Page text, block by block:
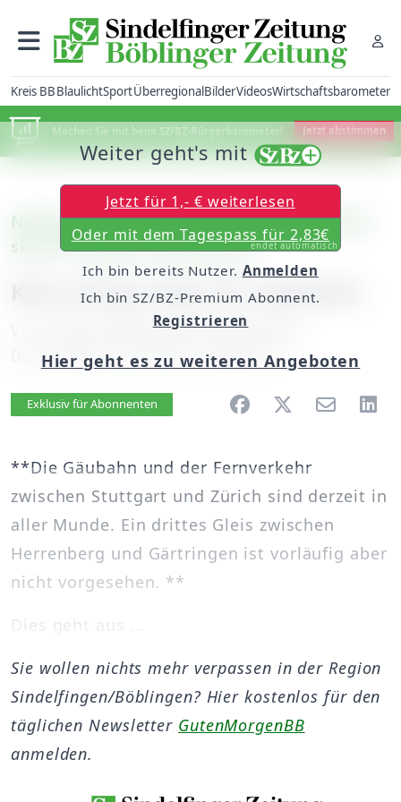
Kreis BBBlaulichtSportÜberregionalBilderVideosWirtschaftsbarometer
Machen Sie mit beim SZ/BZ-Bürgerbarometer! Jetzt abstimmen
Nufringen: Gutachten des Bundes spricht
sich für andere Variante aus
Kein drittes Gleis für Gäubahn
unserem Mitarbeiter Konrad Buck
Donnerstag, 20. Juli 2017, 06:00 Uhr
Artikel vorlesen
Exklusiv für Abonnenten
**Die Gäubahn und der Fernverkehr
zwischen Stuttgart und Zürich sind derzeit in
aller Munde. Ein drittes Gleis zwischen
Herrenberg und Gärtringen ist vorläufig aber
nicht vorgesehen. **
Dies geht aus ...
Weiter geht's mit
Jetzt für 1,- € weiterlesen
Oder mit dem Tagespass für 2,83€
endet automatisch
Ich bin bereits Nutzer. Anmelden
Ich bin SZ/BZ-Premium Abonnent.
Registrieren
Hier geht es zu weiteren Angeboten
Sie wollen nichts mehr verpassen in der Region
Sindelfingen/Böblingen? Hier kostenlos für den
täglichen Newsletter GutenMorgenBB
anmelden.